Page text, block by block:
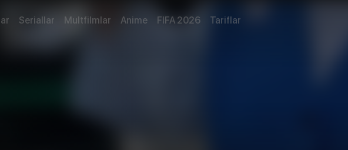
Seriallar Multfilmlar Anime FIFA 2026 Tariflar